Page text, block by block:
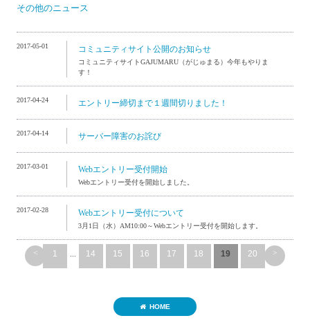
その他のニュース
2017-05-01 コミュニティサイト公開のお知らせ
コミュニティサイトGAJUMARU（がじゅまる）今年もやりま
す！
2017-04-24 エントリー締切まで１週間切りました！
2017-04-14 サーバー障害のお詫び
2017-03-01 Webエントリー受付開始
Webエントリー受付を開始しました。
2017-02-28 Webエントリー受付について
3月1日（水）AM10:00～Webエントリー受付を開始します。
< 1 ... 14 15 16 17 18 19 20 >
HOME